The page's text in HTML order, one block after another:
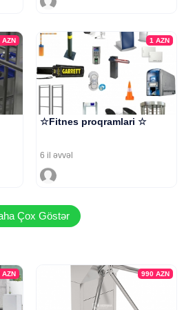
AZN 1 AZN
☆Fitnes proqramlari ☆
6 il əvvəl
Çox Göstər
AZN 990 AZN